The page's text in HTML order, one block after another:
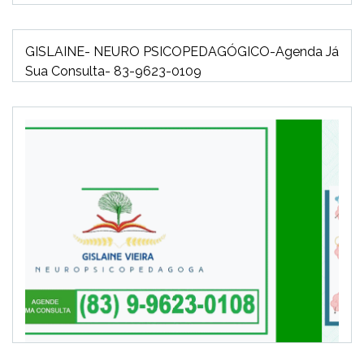
áudio
GISLAINE- NEURO PSICOPEDAGÓGICO-Agenda Já
Sua Consulta- 83-9623-0109